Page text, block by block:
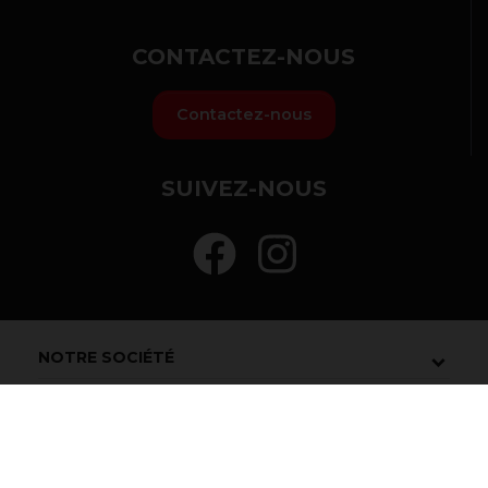
CONTACTEZ-NOUS
Contactez-nous
SUIVEZ-NOUS
NOTRE SOCIÉTÉ